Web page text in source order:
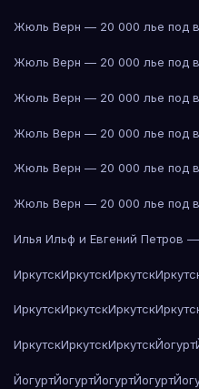
Жюль Верн — 20 000 лье под
Жюль Верн — 20 000 лье под
Жюль Верн — 20 000 лье под
Жюль Верн — 20 000 лье под
Жюль Верн — 20 000 лье под
Жюль Верн — 20 000 лье под
Илья Ильф и Евгений Петров
ИркутскИркутскИркутск
ИркутскИркутскИркутск
ИркутскИркутскИркутскЙогурт
ЙогуртЙогуртЙогуртЙогурт